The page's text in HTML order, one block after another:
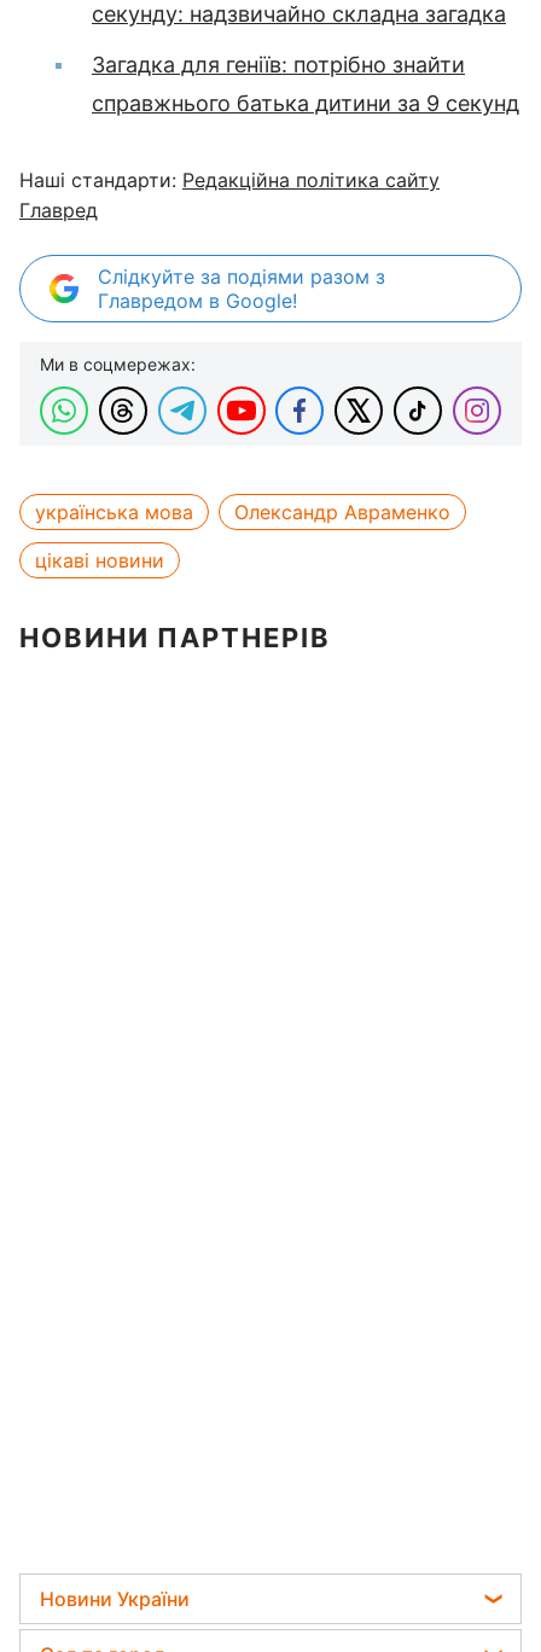
секунду: надзвичайно складна загадка
Загадка для геніїв: потрібно знайти
справжнього батька дитини за 9 секунд
Наші стандарти: Редакційна політика сайту
Главред
Слідкуйте за подіями разом з
Главредом в Google!
Ми в соцмережах:
українська мова
Олександр Авраменко
цікаві новини
НОВИНИ ПАРТНЕРІВ
Новини України
Телеграм новини України